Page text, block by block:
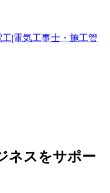
ネスをサポー